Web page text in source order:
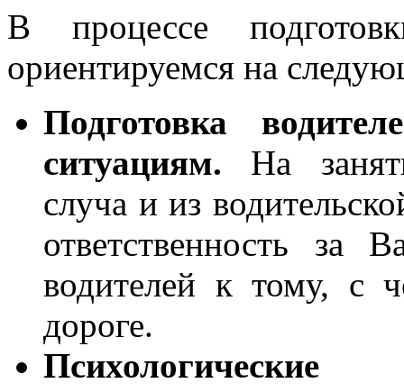
В процессе
ориентируемся на
Подготовка
ситуациям. На
случа и из
ответственность за
водителей к тому, с
дороге.